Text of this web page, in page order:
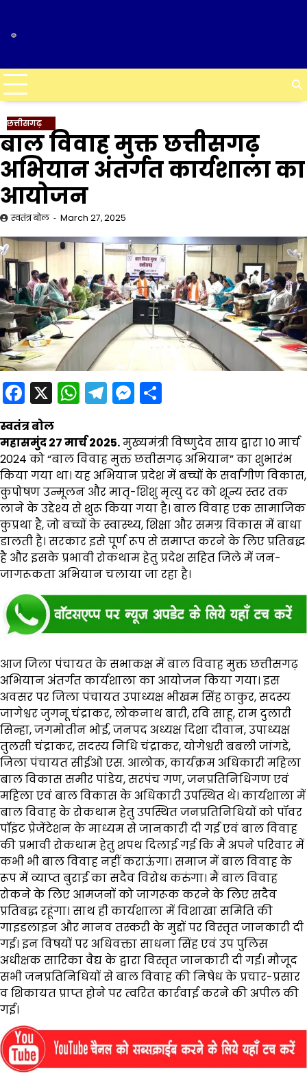
content
छत्तीसगढ़
बाल विवाह मुक्त छत्तीसगढ़
अभियान अंतर्गत कार्यशाला का
आयोजन
स्वतंत्र बोल March 27, 2025
Facebook
X WhatsApp
Telegram
Messenger
स्वतंत्र बोल
महासमुंद 27 मार्च 2025.मुख्यमंत्री विष्णुदेव साय द्वारा 10 मार्च
2024 को “बाल विवाह मुक्त छत्तीसगढ़ अभियान” का शुभारंभ
किया गया था। यह अभियान प्रदेश में बच्चों के सर्वांगीण विकास,
कुपोषण उन्मूलन और मातृ-शिशु मृत्यु दर को शून्य स्तर तक
लाने के उद्देश्य से शुरू किया गया है। बाल विवाह एक सामाजिक
कुप्रथा है, जो बच्चों के स्वास्थ्य, शिक्षा और समग्र विकास में बाधा
डालती है। सरकार इसे पूर्ण रूप से समाप्त करने के लिए प्रतिबद्ध
है और इसके प्रभावी रोकथाम हेतु प्रदेश सहित जिले में जन-
जागरूकता अभियान चलाया जा रहा है।
आज जिला पंचायत के सभाकक्ष में बाल विवाह मुक्त छत्तीसगढ़
अभियान अंतर्गत कार्यशाला का आयोजन किया गया। इस
अवसर पर जिला पंचायत उपाध्यक्ष भीखम सिंह ठाकुर, सदस्य
जागेश्वर जुगनू चंद्राकर, लोकनाथ बारी, रवि साहू, राम दुलारी
सिन्हा, जगमोतीन भोई, जनपद अध्यक्ष दिशा दीवान, उपाध्यक्ष
तुलसी चंद्राकर, सदस्य निधि चंद्राकर, योगेश्वरी बबली जांगडे,
जिला पंचायत सीईओ एस. आलोक, कार्यक्रम अधिकारी महिला
बाल विकास समीर पांडेय, सरपंच गण, जनप्रतिनिधिगण एवं
महिला एवं बाल विकास के अधिकारी उपस्थित थे। कार्यशाला में
बाल विवाह के रोकथाम हेतु उपस्थित जनप्रतिनिधियों को पॉवर
पॉइंट प्रेजेंटेशन के माध्यम से जानकारी दी गई एवं बाल विवाह
की प्रभावी रोकथाम हेतु शपथ दिलाई गई कि मैं अपने परिवार में
कभी भी बाल विवाह नहीं कराऊंगा। समाज में बाल विवाह के
रूप में व्याप्त बुराई का सदैव विरोध करुंगा। मैं बाल विवाह
रोकने के लिए आमजनों को जागरूक करने के लिए सदैव
प्रतिबद्ध रहूंगा। साथ ही कार्यशाला में विशाखा समिति की
गाइडलाइन और मानव तस्करी के मुद्दों पर विस्तृत जानकारी दी
गई। इन विषयों पर अधिवक्ता साधना सिंह एवं उप पुलिस
अधीक्षक सारिका वैद्य के द्वारा विस्तृत जानकारी दी गई। मौजूद
सभी जनप्रतिनिधियों से बाल विवाह की निषेध के प्रचार-प्रसार
व शिकायत प्राप्त होने पर त्वरित कार्रवाई करने की अपील की
गई।